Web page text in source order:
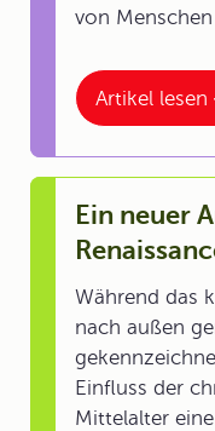
Artikel lesen
von
Ein neuer
Während das
nach außen
Einfluss der
Mittelalter